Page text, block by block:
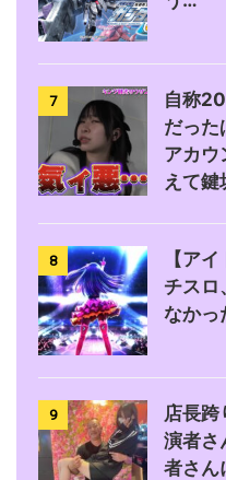
7
自称
だった
アカウ
えて鍵
8
【ア
チスロ
なかっ
9
店長跨
演者さ
者さん